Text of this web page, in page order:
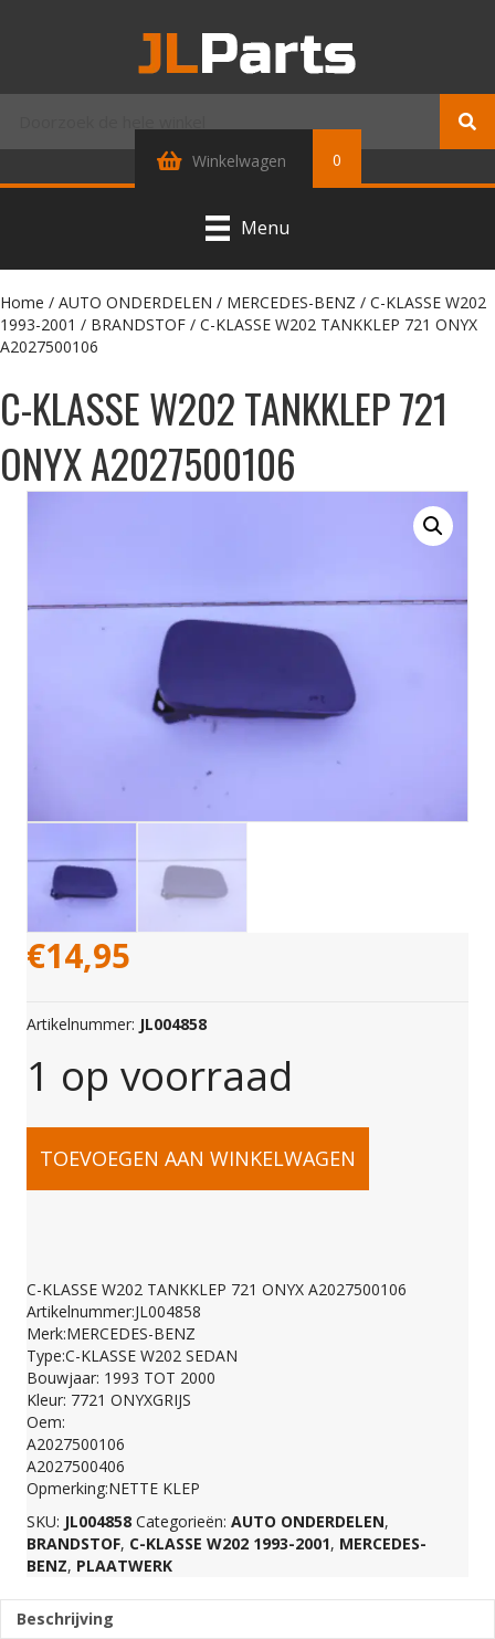
Winkelwagen 0
Menu
Home / AUTO ONDERDELEN / MERCEDES-BENZ / C-KLASSE W202
1993-2001 / BRANDSTOF / C-KLASSE W202 TANKKLEP 721 ONYX
A2027500106
C-KLASSE W202 TANKKLEP 721
ONYX A2027500106
€14,95
Artikelnummer: JL004858
1 op voorraad
C-
W202
TANKKLEP
721
ONYX
A2027500106
aantal
TOEVOEGEN AAN WINKELWAGEN
C-KLASSE W202 TANKKLEP 721 ONYX A2027500106
Artikelnummer:JL004858
Merk:MERCEDES-BENZ
Type:C-KLASSE W202 SEDAN
Bouwjaar: 1993 TOT 2000
Kleur: 7721 ONYXGRIJS
Oem:
A2027500106
A2027500406
Opmerking:NETTE KLEP
SKU: JL004858 Categorieën: AUTO ONDERDELEN,
BRANDSTOF, C-KLASSE W202 1993-2001, MERCEDES-
BENZ, PLAATWERK
Beschrijving